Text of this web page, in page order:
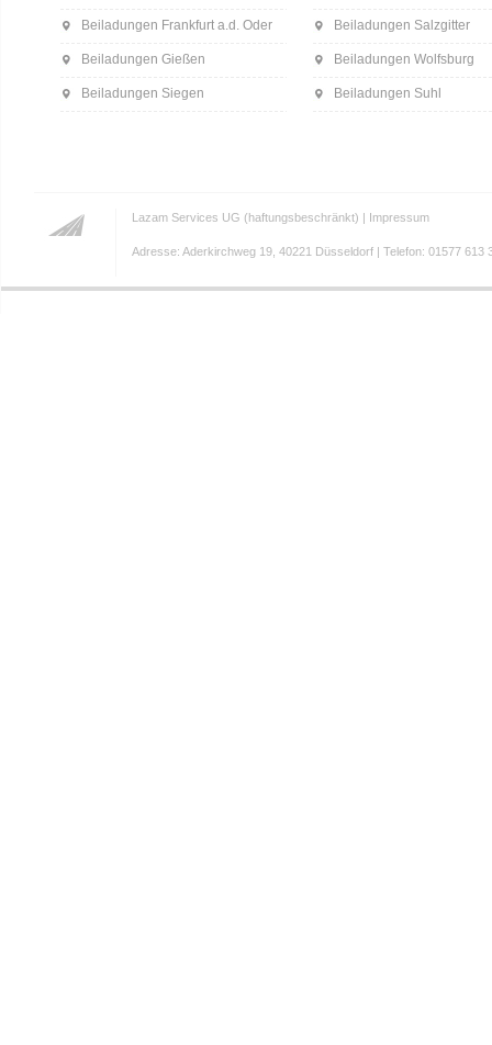
Beiladungen Frankfurt a.d. Oder
Beiladungen Gießen
Beiladungen Siegen
Beiladungen Salzgitter
Beiladungen Wolfsburg
Beiladungen Suhl
Lazam Services UG (haftungsbeschränkt) | Impressum
Adresse: Aderkirchweg 19, 40221 Düsseldorf | Telefon: 01577